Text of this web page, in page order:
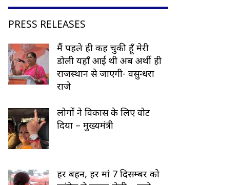
PRESS RELEASES
मैं पहले ही कह चुकी हूँ मेरी
डोली यहाँ आई थी अब अर्थी ही
राजस्थान से जाएगी- वसुन्धरा
राजे
लोगों ने विकास के लिए वोट
दिया – मुख्यमंत्री
हर बहन, हर मां 7 दिसम्बर को